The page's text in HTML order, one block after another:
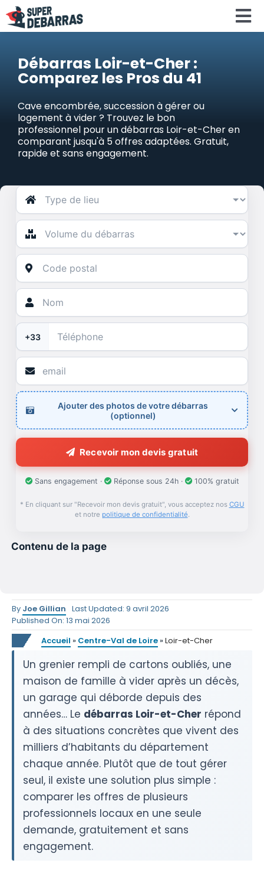
Skip
to
Services
Search
for:
Débarras Loir-et-Cher :
Comparez les Pros du 41
Cave encombrée, succession à gérer ou
logement à vider ? Trouvez le bon
professionnel pour un débarras Loir-et-Cher en
comparant jusqu'à 5 offres adaptées. Gratuit,
rapide et sans engagement.
+33
Ajouter des photos de votre débarras
(optionnel)
Recevoir mon devis gratuit
Sans engagement · Réponse sous 24h · 100% gratuit
* En cliquant sur "Recevoir mon devis gratuit", vous acceptez nos CGU
et notre politique de confidentialité.
Contenu de la page
By Joe Gillian Last Updated: 9 avril 2026
Published On: 13 mai 2026
Accueil » Centre-Val de Loire »Loir-et-Cher
Un grenier rempli de cartons oubliés, une
maison de famille à vider après un décès,
un garage qui déborde depuis des
années… Le débarras Loir-et-Cher répond
à des situations concrètes que vivent des
milliers d’habitants du département
chaque année. Plutôt que de tout gérer
seul, il existe une solution plus simple :
comparer les offres de plusieurs
professionnels locaux en une seule
demande, gratuitement et sans
engagement.